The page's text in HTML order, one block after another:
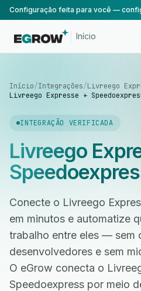
Início
Início/Integrações/Livreego
Livreego Expresse +
INTEGRAÇÃO VERIFICADA
Livreego
Conecte o Livreego
em minutos e automatize
trabalho entre eles — sem
desenvolvedores e sem
O eGrow conecta o
Speedoexpress por meio